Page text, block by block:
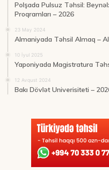
Polşada Pulsuz Təhsil:
Proqramları – 2026
23 May 2024
Almaniyada Təhsil Almaq –
10 İyul 2025
Yaponiyada Magistratura
12 Avqust 2024
Bakı Dövlət Univerisiteti –